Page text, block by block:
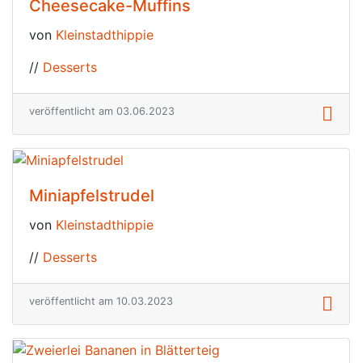
Cheesecake-Muffins
von Kleinstadthippie
// Desserts
veröffentlicht am 03.06.2023
Miniapfelstrudel
von Kleinstadthippie
// Desserts
veröffentlicht am 10.03.2023